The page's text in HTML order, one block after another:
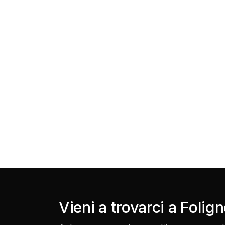
Vieni a trovarci a